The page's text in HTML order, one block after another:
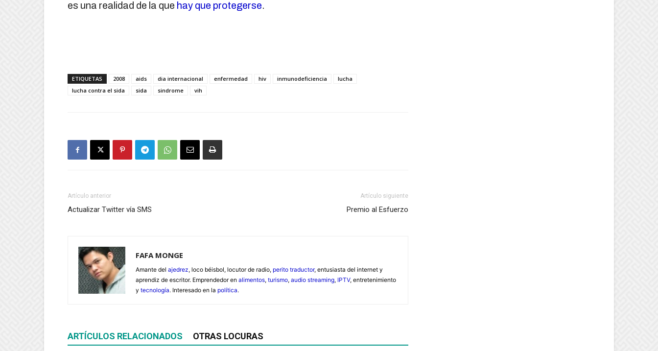
es una realidad de la que hay que protegerse.
ETIQUETAS 2008 aids dia internacional enfermedad hiv inmunodeficiencia
lucha
lucha contra el sida
sida sindrome vih
Artículo anterior
Actualizar Twitter vía SMS
Artículo siguiente
Premio al Esfuerzo
FAFA MONGE
Amante del ajedrez, loco béisbol, locutor de radio, perito traductor, entusiasta del internet y
aprendiz de escritor. Emprendedor en alimentos, turismo, audio streaming, IPTV, entretenimiento
y tecnología. Interesado en la política.
ARTÍCULOS RELACIONADOS OTRAS LOCURAS